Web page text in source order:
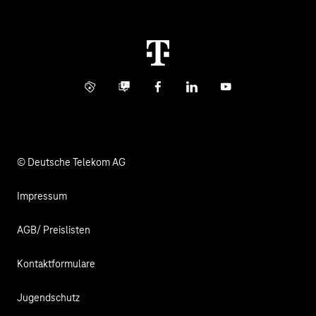
Info ServiceBusiness Community
FacebookLinkedInYouTube
© Deutsche Telekom AG
Impressum
AGB/ Preislisten
Kontaktformulare
Jugendschutz